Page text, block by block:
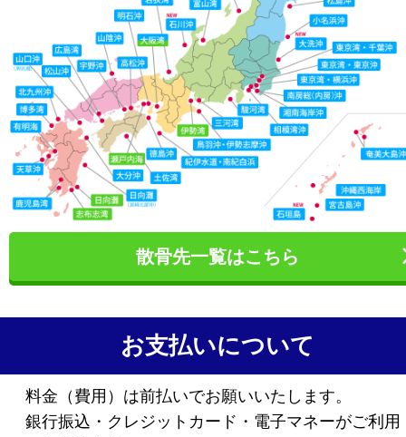
散骨先一覧はこちら
お支払いについて
料金（費用）は前払いでお願いいたします。
銀行振込・クレジットカード・電子マネーがご利用